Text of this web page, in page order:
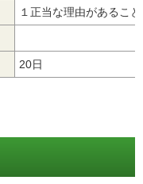
１正当な理由があるこ
20日